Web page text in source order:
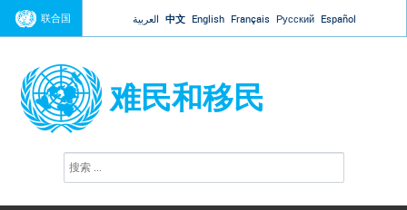
Jump to navigation
联合国 العربية 中文 English Français Русский Español
难民和移民
搜
索